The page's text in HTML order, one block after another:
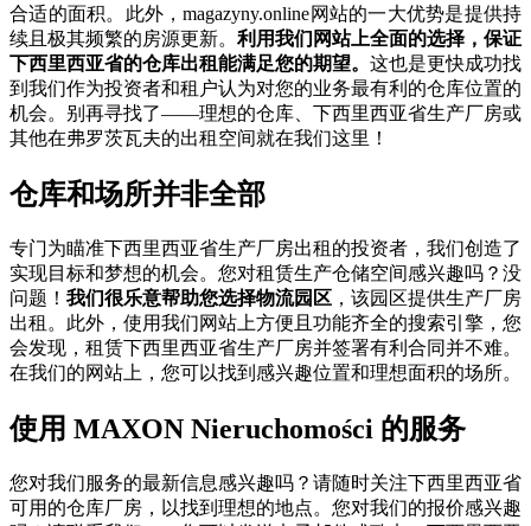
合适的面积。此外，magazyny.online网站的一大优势是提供持
续且极其频繁的房源更新。 利用我们网站上全面的选择，保证
下西里西亚省的仓库出租能满足您的期望。 这也是更快成功找
到我们作为投资者和租户认为对您的业务最有利的仓库位置的
机会。别再寻找了——理想的仓库、下西里西亚省生产厂房或
其他在弗罗茨瓦夫的出租空间就在我们这里！
仓库和场所并非全部
专门为瞄准下西里西亚省生产厂房出租的投资者，我们创造了
实现目标和梦想的机会。您对租赁生产仓储空间感兴趣吗？没
问题！ 我们很乐意帮助您选择物流园区 ，该园区提供生产厂房
出租。此外，使用我们网站上方便且功能齐全的搜索引擎，您
会发现，租赁下西里西亚省生产厂房并签署有利合同并不难。
在我们的网站上，您可以找到感兴趣位置和理想面积的场所。
使用 MAXON Nieruchomości 的服务
您对我们服务的最新信息感兴趣吗？请随时关注下西里西亚省
可用的仓库厂房，以找到理想的地点。您对我们的报价感兴趣